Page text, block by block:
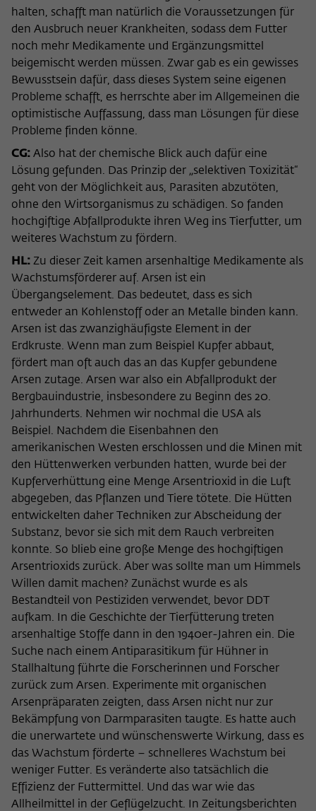
halten, schafft man natürlich die Voraussetzungen für
den Ausbruch neuer Krankheiten, sodass dem Futter
noch mehr Medikamente und Ergänzungsmittel
beigemischt werden müssen. Zwar gab es ein gewisses
Bewusstsein dafür, dass dieses System seine eigenen
Probleme schafft, es herrschte aber im Allgemeinen die
optimistische Auffassung, dass man Lösungen für diese
Probleme finden könne.
CG: Also hat der chemische Blick auch dafür eine
Lösung gefunden. Das Prinzip der „selektiven Toxizität“
geht von der Möglichkeit aus, Parasiten abzutöten,
ohne den Wirtsorganismus zu schädigen. So fanden
hochgiftige Abfallprodukte ihren Weg ins Tierfutter, um
weiteres Wachstum zu fördern.
HL: Zu dieser Zeit kamen arsenhaltige Medikamente als
Wachstumsförderer auf. Arsen ist ein
Übergangselement. Das bedeutet, dass es sich
entweder an Kohlenstoff oder an Metalle binden kann.
Arsen ist das zwanzighäufigste Element in der
Erdkruste. Wenn man zum Beispiel Kupfer abbaut,
fördert man oft auch das an das Kupfer gebundene
Arsen zutage. Arsen war also ein Abfallprodukt der
Bergbauindustrie, insbesondere zu Beginn des 20.
Jahrhunderts. Nehmen wir nochmal die USA als
Beispiel. Nachdem die Eisenbahnen den
amerikanischen Westen erschlossen und die Minen mit
den Hüttenwerken verbunden hatten, wurde bei der
Kupferverhüttung eine Menge Arsentrioxid in die Luft
abgegeben, das Pflanzen und Tiere tötete. Die Hütten
entwickelten daher Techniken zur Abscheidung der
Substanz, bevor sie sich mit dem Rauch verbreiten
konnte. So blieb eine große Menge des hochgiftigen
Arsentrioxids zurück. Aber was sollte man um Himmels
Willen damit machen? Zunächst wurde es als
Bestandteil von Pestiziden verwendet, bevor DDT
aufkam. In die Geschichte der Tierfütterung treten
arsenhaltige Stoffe dann in den 1940er-Jahren ein. Die
Suche nach einem Antiparasitikum für Hühner in
Stallhaltung führte die Forscherinnen und Forscher
zurück zum Arsen. Experimente mit organischen
Arsenpräparaten zeigten, dass Arsen nicht nur zur
Bekämpfung von Darmparasiten taugte. Es hatte auch
die unerwartete und wünschenswerte Wirkung, dass es
das Wachstum förderte – schnelleres Wachstum bei
weniger Futter. Es veränderte also tatsächlich die
Effizienz der Futtermittel. Und das war wie das
Allheilmittel in der Geflügelzucht. In Zeitungsberichten